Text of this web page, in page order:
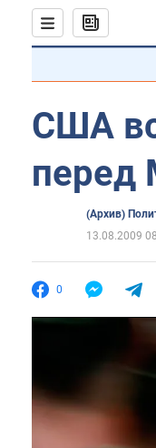
США
перед
(Архив)
13.08.2009
0